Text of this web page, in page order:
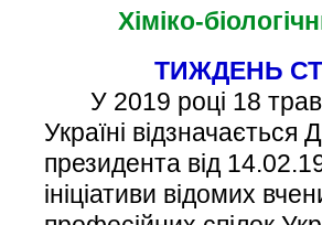
Хіміко-
ТИЖДЕНЬ
У 2019 році 18
Україні
президента від
ініціативи відомих